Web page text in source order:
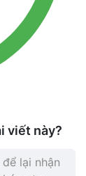
viết này?